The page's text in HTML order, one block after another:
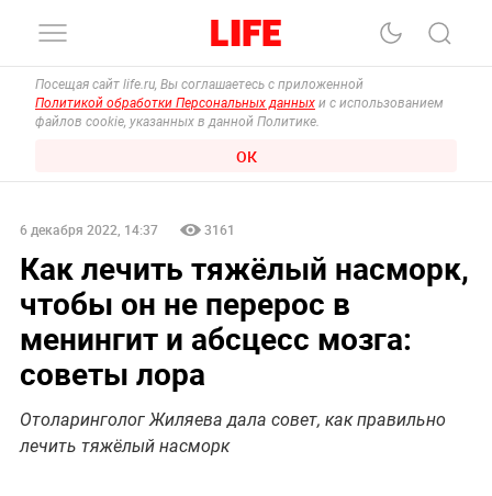
Посещая сайт life.ru, Вы соглашаетесь с приложенной
Политикой обработки Персональных данных и с использованием
файлов cookie, указанных в данной Политике.
ОК
6 декабря 2022, 14:37 3161
Как лечить тяжёлый насморк,
чтобы он не перерос в
менингит и абсцесс мозга:
советы лора
Отоларинголог Жиляева дала совет, как правильно
лечить тяжёлый насморк